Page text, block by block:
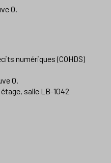
O.
numériques (COHDS)
O.
salle LB-1042